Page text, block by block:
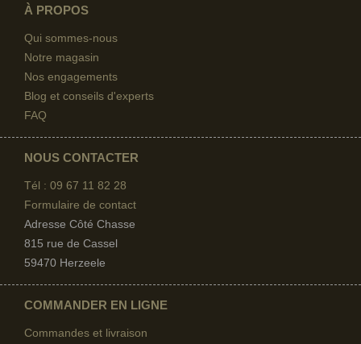
À PROPOS
Qui sommes-nous
Notre magasin
Nos engagements
Blog et conseils d'experts
FAQ
NOUS CONTACTER
Tél : 09 67 11 82 28
Formulaire de contact
Adresse Côté Chasse
815 rue de Cassel
59470 Herzeele
COMMANDER EN LIGNE
Commandes et livraison